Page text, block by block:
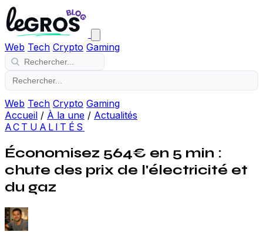
Web Tech Crypto Gaming
Web Tech Crypto Gaming
Accueil / À la une / Actualités
ACTUALITÉS
Économisez 564€ en 5 min :
chute des prix de l'électricité et
du gaz